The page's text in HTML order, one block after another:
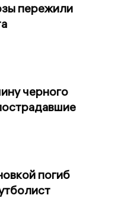
пережили
черного
погиб